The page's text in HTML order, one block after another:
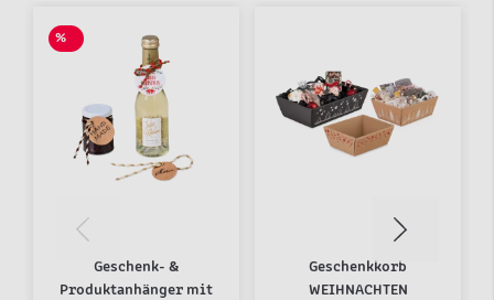
%
Geschenk- &
Produktanhänger mit
Geschenkkorb
WEIHNACHTEN